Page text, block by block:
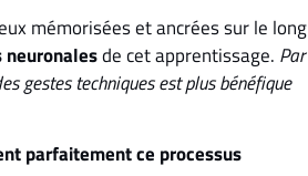
mémorisées et ancrées sur le long
neuronalesde cet apprentissage. Par
gestes techniques est plus bénéfique
parfaitement ce processus